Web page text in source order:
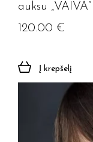
auksu „VAIVA”
120.00 €
Į krepšelį